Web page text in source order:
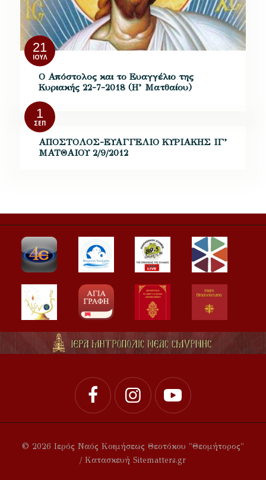
21
ΙΟΎΛ
Ο Απόστολος και το Ευαγγέλιο της
Κυριακής 22-7-2018 (Η’ Ματθαίου)
1
ΣΕΠ
ΑΠΟΣΤΟΛΟΣ-ΕΥΑΓΓΕΛΙΟ ΚΥΡΙΑΚΗΣ ΙΓ’
ΜΑΤΘΑΙΟΥ 2/9/2012
© 2026 Ιερός Ναός Κοιμήσεως Θεοτόκου "Θεομήτορος"
/ Κατασκευή Sitematters.gr